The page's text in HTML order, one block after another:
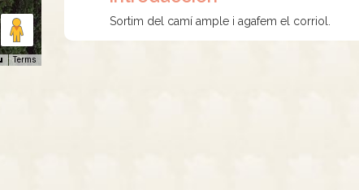
Terms
Sortim del camí ample i agafem el corriol.